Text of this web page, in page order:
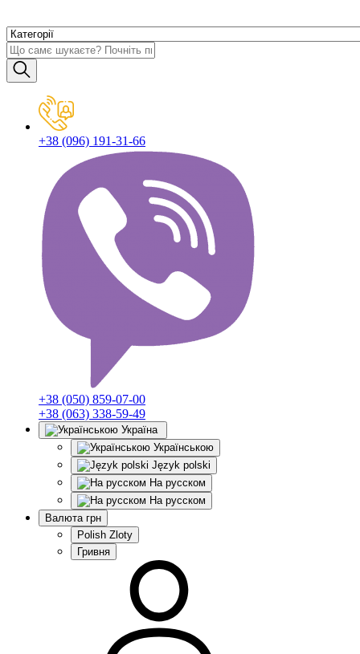
+38 (096) 191-31-66
+38 (050) 859-07-00
+38 (063) 338-59-49
Україна
Українською
Język polski
На русском
На русском
Валюта грн
Polish Zloty
Гривня